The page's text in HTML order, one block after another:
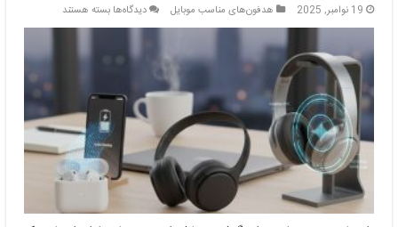
19 نوامبر, 2025 هدفون‌های مناسب موبایل دیدگاه‌هابرای
راهنمای
هدفون
گوشی
موبایل
بسته هستند